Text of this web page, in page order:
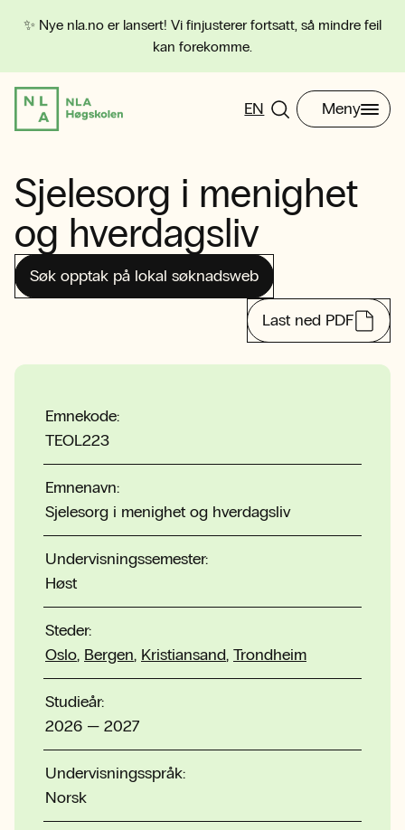
✨ Nye nla.no er lansert! Vi finjusterer fortsatt, så mindre feil
kan forekomme.
EN Meny
Sjelesorg i menighet
og hverdagsliv
Søk opptak på lokal søknadsweb
Last ned PDF
Emnekode:
TEOL223
Emnenavn:
Sjelesorg i menighet og hverdagsliv
Undervisningssemester:
Høst
Steder:
Oslo, Bergen, Kristiansand, Trondheim
Studieår:
2026 — 2027
Undervisningsspråk:
Norsk